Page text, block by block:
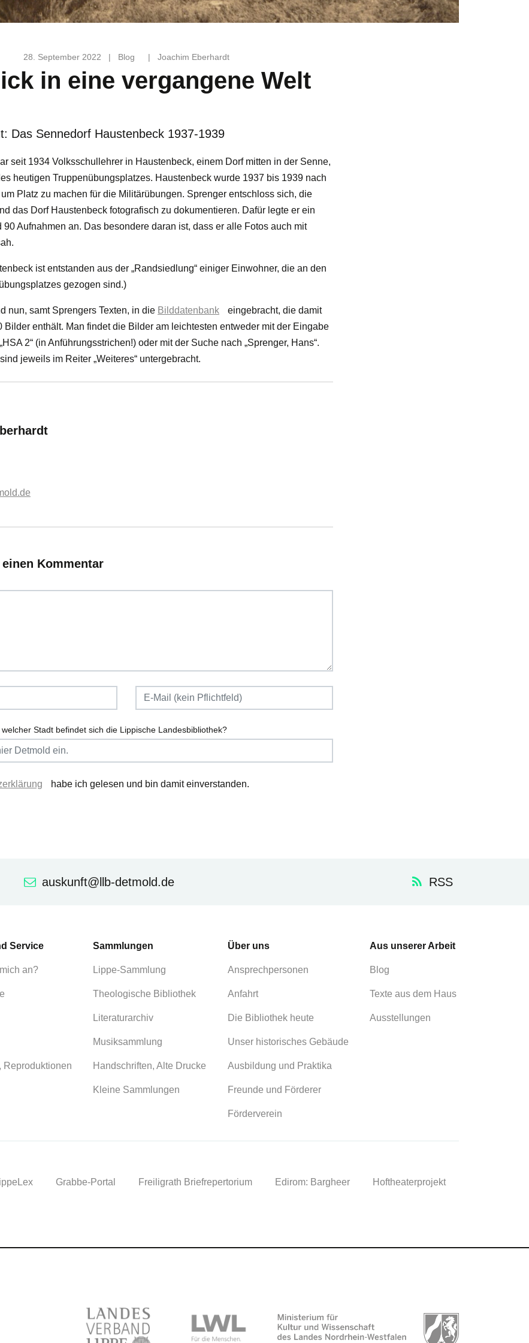
28. September 2022 | Blog | Joachim Eberhardt
in eine vergangene Welt
Das Sennedorf Haustenbeck 1937-1939
seit 1934 Volksschullehrer in Haustenbeck, einem Dorf mitten in der Senne,
heutigen Truppenübungsplatzes. Haustenbeck wurde 1937 bis 1939 nach
Platz zu machen für die Militärübungen. Sprenger entschloss sich, die
das Dorf Haustenbeck fotografisch zu dokumentieren. Dafür legte er ein
90 Aufnahmen an. Das besondere daran ist, dass er alle Fotos auch mit
ist entstanden aus der „Randsiedlung“ einiger Einwohner, die an den
gezogen sind.)
nun, samt Sprengers Texten, in die Bilddatenbank
eingebracht, die damit
Bilder enthält. Man findet die Bilder am leichtesten entweder mit der Eingabe
2“ (in Anführungsstrichen!) oder mit der Suche nach „Sprenger, Hans“.
jeweils im Reiter „Weiteres“ untergebracht.
Kommentar
welcher Stadt befindet sich die Lippische Landesbibliothek?
habe ich gelesen und bin damit einverstanden.
auskunft@llb-detmold.de RSS
Service
an?
Reproduktionen
Sammlungen
Lippe-Sammlung
Theologische Bibliothek
Literaturarchiv
Musiksammlung
Handschriften, Alte Drucke
Kleine Sammlungen
Über uns
Ansprechpersonen
Anfahrt
Die Bibliothek heute
Unser historisches Gebäude
Ausbildung und Praktika
Freunde und Förderer
Förderverein
Aus unserer Arbeit
Blog
Texte aus dem Haus
Ausstellungen
Grabbe-Portal Freiligrath Briefrepertorium Edirom: Bargheer Hoftheaterprojekt